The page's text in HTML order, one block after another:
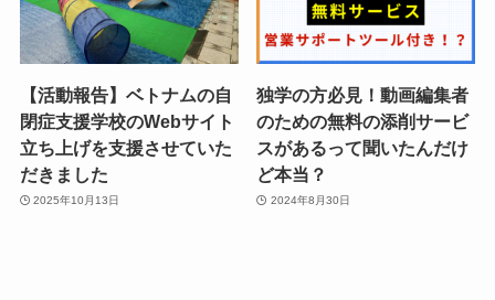
【活動報告】ベトナムの自
閉症支援学校のWebサイト
立ち上げを支援させていた
だきました
2025年10月13日
独学の方必見！動画編集者
のための無料の添削サービ
スがあるって聞いたんだけ
ど本当？
2024年8月30日